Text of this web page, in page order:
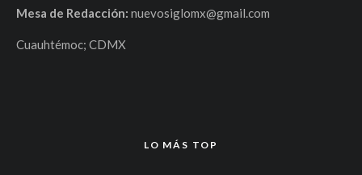
Mesa de Redacción: nuevosiglomx@gmail.com
Cuauhtémoc; CDMX
LO MÁS TOP